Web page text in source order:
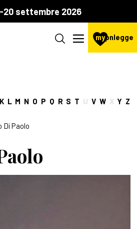
20 settembre 2026
mypnlegge
K L M N O P Q R S T U V W X Y Z
Di Paolo